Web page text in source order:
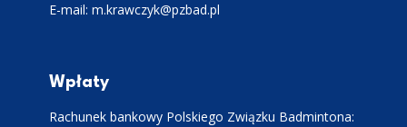
E-mail: m.krawczyk@pzbad.pl
Wpłaty
Rachunek bankowy Polskiego Związku Badmintona: